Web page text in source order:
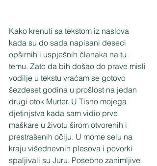
Kako krenuti sa tekstom iz naslova
kada su do sada napisani deseci
opširnih i uspješnih članaka na tu
temu. Zato da bih došao do prave misli
vodilje u tekstu vraćam se gotovo
šezdeset godina u prošlost na jedan
drugi otok Murter. U Tisno mojega
djetinjstva kada sam vidio prve
maškare u životu širom otvorenih i
prestrašenih očiju. U mome selu na
kraju višednevnih plesova i povorki
spaljivali su Juru. Posebno zanimljive